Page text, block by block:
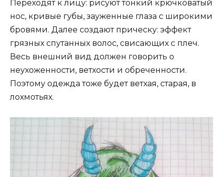
Переходят к лицу: рисуют тонкий крючковатый
нос, кривые губы, зауженные глаза с широкими
бровями. Далее создают прическу: эффект
грязных спутанных волос, свисающих с плеч.
Весь внешний вид должен говорить о
неухоженности, ветхости и обреченности.
Поэтому одежда тоже будет ветхая, старая, в
лохмотьях.